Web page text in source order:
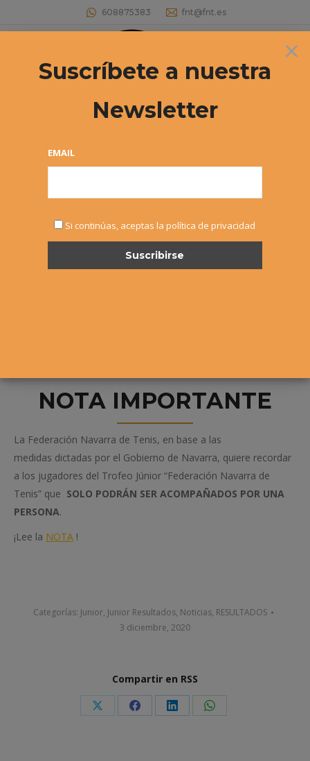
608875383 fnt@fnt.es
Buscar:
NOTA IMPORTANTE
La Federación Navarra de Tenis, en base a las
medidas dictadas por el Gobierno de Navarra, quiere recordar
a los jugadores del Trofeo Júnior “Federación Navarra de
Tenis” que SOLO PODRÁN SER ACOMPAÑADOS POR UNA
PERSONA.
¡Lee la NOTA !
Categorías: Junior, Junior Resultados, Noticias, RESULTADOS
3 diciembre, 2020
Compartir en RSS
Share Share Share Share
×
Suscríbete a nuestra
Newsletter
EMAIL
Si continúas, aceptas la política de privacidad